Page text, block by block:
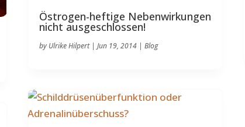
Östrogen-heftige Nebenwirkungen
nicht ausgeschlossen!
by Ulrike Hilpert| Jun 19, 2014| Blog